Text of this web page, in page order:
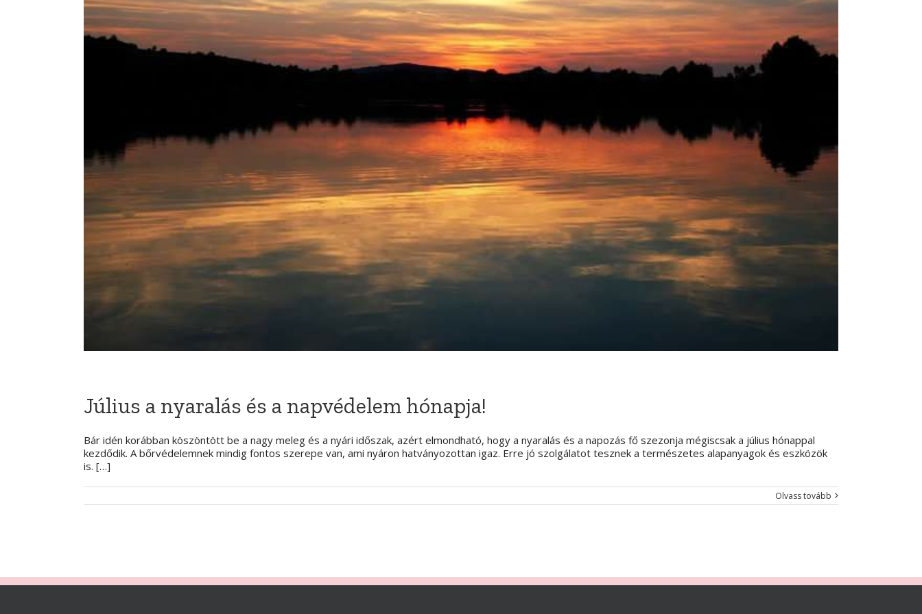
Július a nyaralás és a napvédelem hónapja!
Bár idén korábban köszöntött be a nagy meleg és a nyári időszak, azért elmondható, hogy a nyaralás és a napozás fő szezonja mégiscsak a július hónappal
kezdődik. A bőrvédelemnek mindig fontos szerepe van, ami nyáron hatványozottan igaz. Erre jó szolgálatot tesznek a természetes alapanyagok és eszközök
is. […]
Olvass tovább